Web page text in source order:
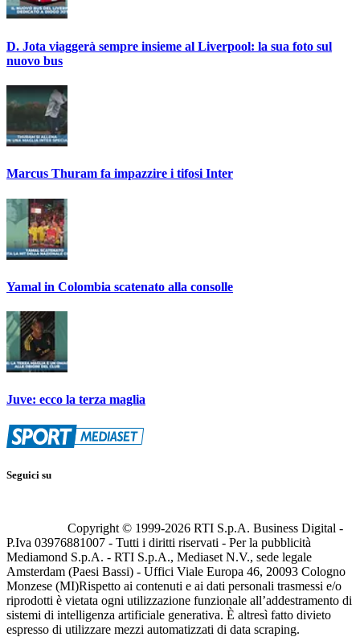
D. Jota viaggerà sempre insieme al Liverpool: la sua foto sul
nuovo bus
Marcus Thuram fa impazzire i tifosi Inter
Yamal in Colombia scatenato alla consolle
Juve: ecco la terza maglia
Seguici su
Copyright © 1999-2026 RTI S.p.A. Business Digital -
P.Iva 03976881007 - Tutti i diritti riservati - Per la pubblicità
Mediamond S.p.A. - RTI S.p.A., Mediaset N.V., sede legale
Amsterdam (Paesi Bassi) - Uffici Viale Europa 46, 20093 Cologno
Monzese (MI)Rispetto ai contenuti e ai dati personali trasmessi e/o
riprodotti è vietata ogni utilizzazione funzionale all’addestramento di
sistemi di intelligenza artificiale generativa. È altresì fatto divieto
espresso di utilizzare mezzi automatizzati di data scraping.